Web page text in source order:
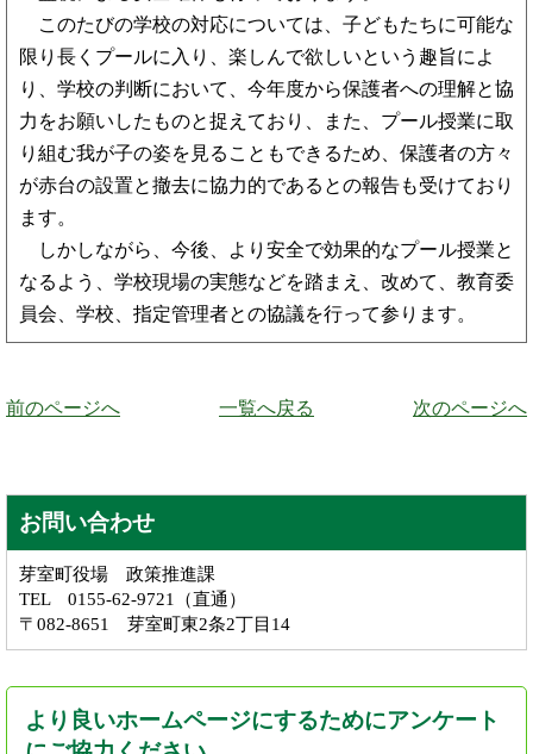
このたびの学校の対応については、子どもたちに可能な
限り長くプールに入り、楽しんで欲しいという趣旨によ
り、学校の判断において、今年度から保護者への理解と協
力をお願いしたものと捉えており、また、プール授業に取
り組む我が子の姿を見ることもできるため、保護者の方々
が赤台の設置と撤去に協力的であるとの報告も受けており
ます。
しかしながら、今後、より安全で効果的なプール授業と
なるよう、学校現場の実態などを踏まえ、改めて、教育委
員会、学校、指定管理者との協議を行って参ります。
前のページへ 一覧へ戻る 次のページへ
お問い合わせ
芽室町役場 政策推進課
TEL 0155-62-9721（直通）
〒082-8651 芽室町東2条2丁目14
より良いホームページにするためにアンケート